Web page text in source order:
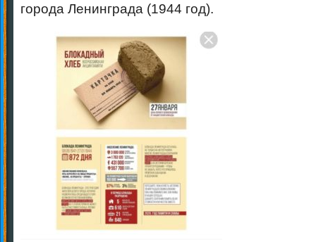
города Ленинграда (1944 год).